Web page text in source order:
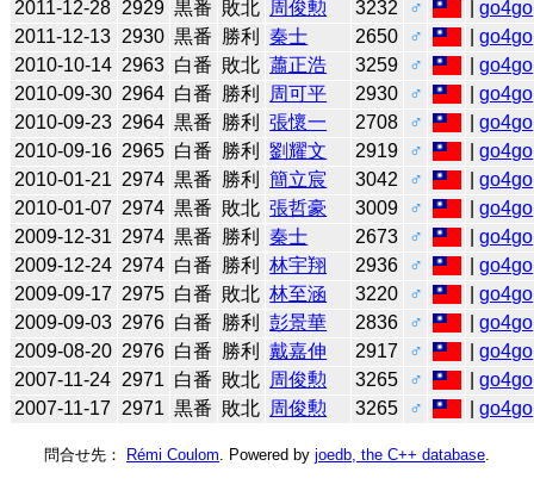
2011-12-28 2929 黒番 敗北 周俊勲 3232 ♂ |go4go
2011-12-13 2930 黒番 勝利 秦士 2650 ♂ |go4go
2010-10-14 2963 白番 敗北 蕭正浩 3259 ♂ |go4go
2010-09-30 2964 白番 勝利 周可平 2930 ♂ |go4go
2010-09-23 2964 黒番 勝利 張懷一 2708 ♂ |go4go
2010-09-16 2965 白番 勝利 劉耀文 2919 ♂ |go4go
2010-01-21 2974 黒番 勝利 簡立宸 3042 ♂ |go4go
2010-01-07 2974 黒番 敗北 張哲豪 3009 ♂ |go4go
2009-12-31 2974 黒番 勝利 秦士 2673 ♂ |go4go
2009-12-24 2974 白番 勝利 林宇翔 2936 ♂ |go4go
2009-09-17 2975 白番 敗北 林至涵 3220 ♂ |go4go
2009-09-03 2976 白番 勝利 彭景華 2836 ♂ |go4go
2009-08-20 2976 白番 勝利 戴嘉伸 2917 ♂ |go4go
2007-11-24 2971 白番 敗北 周俊勲 3265 ♂ |go4go
2007-11-17
2971 黒番 敗北 周俊勲 3265 ♂ |go4go
問合せ先： Rémi Coulom . Powered by joedb, the C++ database